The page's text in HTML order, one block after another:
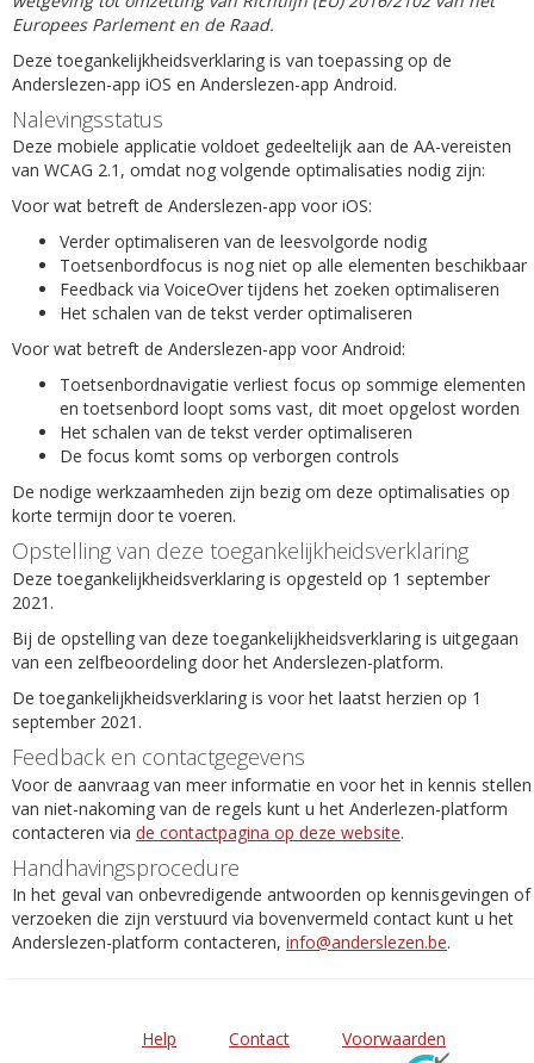
Europees Parlement en de Raad.
Deze toegankelijkheidsverklaring is van toepassing op de
Anderslezen-app iOS en Anderslezen-app Android.
Nalevingsstatus
Deze mobiele applicatie voldoet gedeeltelijk aan de AA-vereisten
van WCAG 2.1, omdat nog volgende optimalisaties nodig zijn:
Voor wat betreft de Anderslezen-app voor iOS:
Verder optimaliseren van de leesvolgorde nodig
Toetsenbordfocus is nog niet op alle elementen beschikbaar
Feedback via VoiceOver tijdens het zoeken optimaliseren
Het schalen van de tekst verder optimaliseren
Voor wat betreft de Anderslezen-app voor Android:
Toetsenbordnavigatie verliest focus op sommige elementen
en toetsenbord loopt soms vast, dit moet opgelost worden
Het schalen van de tekst verder optimaliseren
De focus komt soms op verborgen controls
De nodige werkzaamheden zijn bezig om deze optimalisaties op
korte termijn door te voeren.
Opstelling van deze toegankelijkheidsverklaring
Deze toegankelijkheidsverklaring is opgesteld op 1 september
2021.
Bij de opstelling van deze toegankelijkheidsverklaring is uitgegaan
van een zelfbeoordeling door het Anderslezen-platform.
De toegankelijkheidsverklaring is voor het laatst herzien op 1
september 2021.
Feedback en contactgegevens
Voor de aanvraag van meer informatie en voor het in kennis stellen
van niet-nakoming van de regels kunt u het Anderlezen-platform
contacteren via de contactpagina op deze website.
Handhavingsprocedure
In het geval van onbevredigende antwoorden op kennisgevingen of
verzoeken die zijn verstuurd via bovenvermeld contact kunt u het
Anderslezen-platform contacteren, info@anderslezen.be.
Help Contact
Voorwaarden